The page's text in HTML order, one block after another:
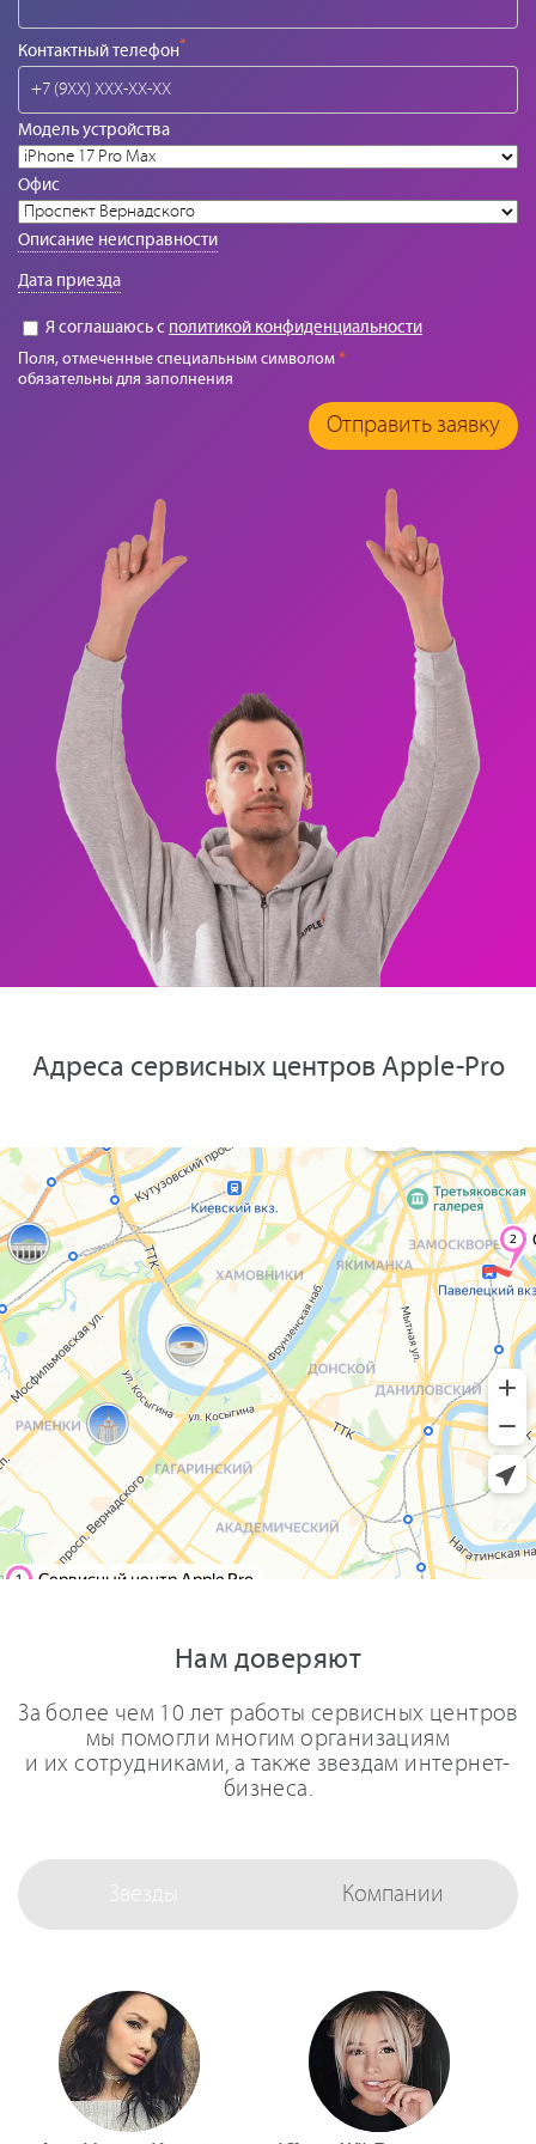
Контактный телефон*
Модель устройства
Офис
Описание неисправности
Дата приезда
Я соглашаюсь с политикой конфиденциальности
Поля, отмеченные специальным символом*
обязательны для заполнения
Отправить заявку
Адреса сервисных центров Apple-Pro
Нам доверяют
За более чем 10 лет работы сервисных центров
мы помогли многим организациям
и их сотрудниками, а также звездам интернет-
бизнеса.
Звезды Компании